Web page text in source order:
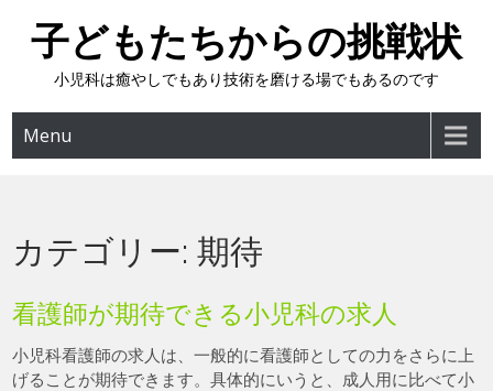
content子どもたちからの挑戦状
小児科は癒やしでもあり技術を磨ける場でもあるのです
Menu
カテゴリー:期待
看護師が期待できる小児科の求人
小児科看護師の求人は、一般的に看護師としての力をさらに上
げることが期待できます。具体的にいうと、成人用に比べて小